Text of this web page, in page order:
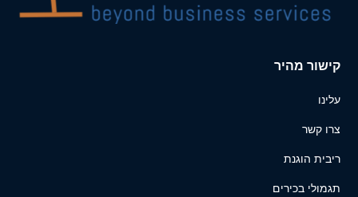
קישור מהיר
עלינו
צרו קשר
ריבית הוגנת
תגמולי בכירים